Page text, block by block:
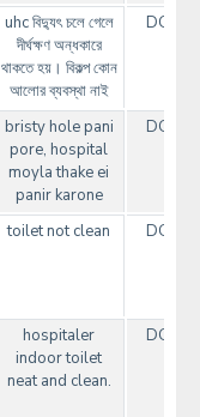
uhc বিদ্যুৎ চলে গেলে
দীর্ঘক্ষণ অন্ধকারে
থাকতে হয়। বিকল্প কোন
আলোর ব্যবস্থা নাই
DGHS
bristy hole pani
pore, hospital
moyla thake ei
panir karone
DGHS
toilet not clean DGHS
hospitaler
indoor toilet
neat and clean.
DGHS